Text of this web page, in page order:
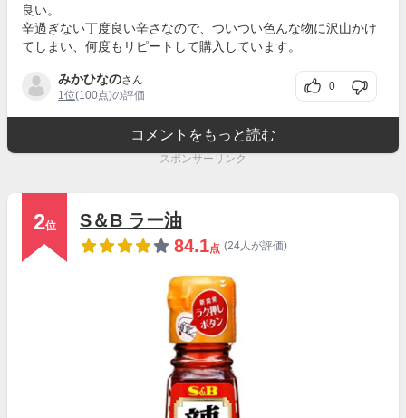
良い。
辛過ぎない丁度良い辛さなので、ついつい色んな物に沢山かけ
てしまい、何度もリピートして購入しています。
みかひなのさん
1位(100点)の評価
0
コメントをもっと読む
スポンサーリンク
2位
S＆B ラー油
84.1点 (24人が評価)